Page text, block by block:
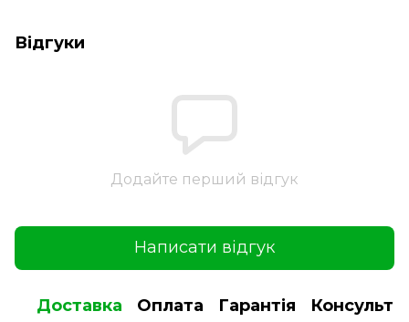
Відгуки
Додайте перший відгук
Написати відгук
Доставка Оплата Гарантія